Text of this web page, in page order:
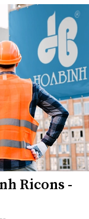
Ricons -